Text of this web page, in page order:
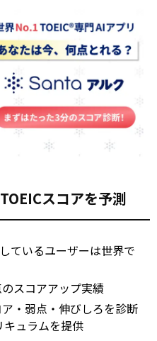
スコアを予測
ているユーザーは世界で
スコアアップ実績
・弱点・伸びしろを診断
キュラムを提供